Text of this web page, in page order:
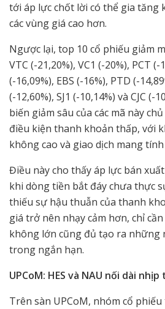
tới áp lực chốt lời có thể gia tăng
các vùng giá cao hơn.
Ngược lại, top 10 cổ phiếu giảm
VTC (-21,20%), VC1 (-20%), PCT (-
(-16,09%), EBS (-16%), PTD (-
(-12,60%), SJ1 (-10,14%) và CJC (-
biến giảm sâu của các mã này
điều kiện thanh khoản thấp, với
không cao và giao dịch mang
Điều này cho thấy áp lực bán
khi dòng tiền bắt đáy chưa thực
thiếu sự hậu thuẫn của thanh
giá trở nên nhạy cảm hơn, chỉ
không lớn cũng đủ tạo ra những
trong ngắn hạn.
UPCoM: HES và NAU nối dài
Trên sàn UPCoM, nhóm cổ